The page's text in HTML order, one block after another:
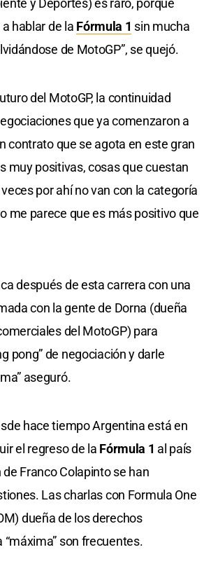
y Deportes) es raro, porque
hablar de la Fórmula 1 sin mucha
de MotoGP”, se quejó.
del MotoGP, la continuidad
que ya comenzaron a
contrato que se agota en este gran
muy positivas, cosas que cuestan
por ahí no van con la categoría
me parece que es más positivo que
después de esta carrera con una
con la gente de Dorna (dueña
del MotoGP) para
pong” de negociación y darle
aseguró.
hace tiempo Argentina está en
el regreso de la Fórmula 1 al país
Franco Colapinto se han
Las charlas con Formula One
dueña de los derechos
son frecuentes.